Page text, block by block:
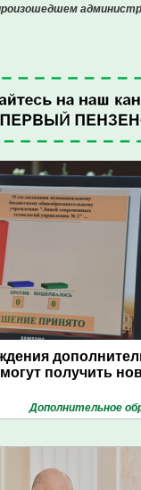
получить
Дополнительное